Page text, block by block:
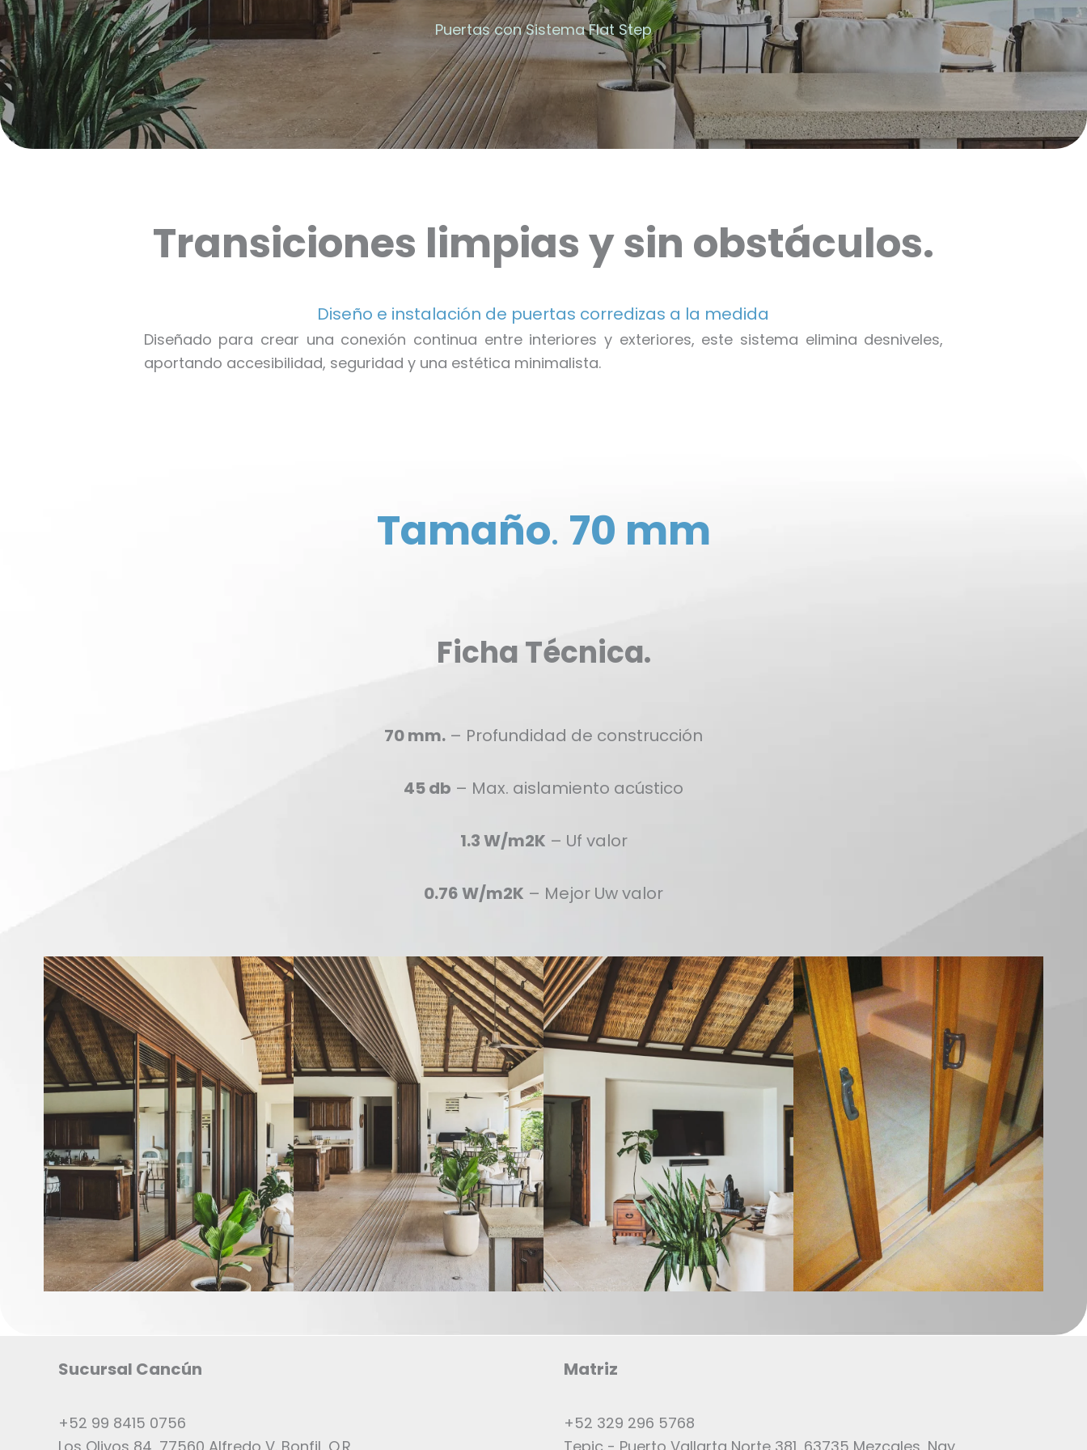
Puertas con Sistema Flat Step
Transiciones limpias y sin obstáculos.
Diseño e instalación de puertas corredizas a la medida
Diseñado para crear una conexión continua entre interiores y exteriores, este sistema elimina desniveles,
aportando accesibilidad, seguridad y una estética minimalista.
Tamaño. 70 mm
Ficha Técnica.
70 mm. – Profundidad de construcción
45 db – Max. aislamiento acústico
1.3 W/m2K – Uf valor
0.76 W/m2K – Mejor Uw valor
Sucursal Cancún
+52 99 8415 0756
Los Olivos 84, 77560 Alfredo V. Bonfil, Q.R
Matriz
+52 329 296 5768
Tepic - Puerto Vallarta Norte 381, 63735 Mezcales, Nay.